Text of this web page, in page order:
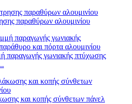
παραθύρων αλουμινίου
παραγωγής γωνιακής πτύχωσης
και κοπής σύνθετων πάνελ